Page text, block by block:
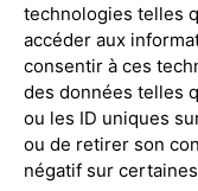
technologies telles
accéder aux
consentir à ces
des données telles
ou les ID uniques
ou de retirer son
négatif sur
Alternative: